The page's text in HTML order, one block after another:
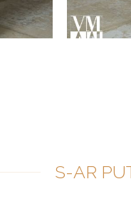
S-AR